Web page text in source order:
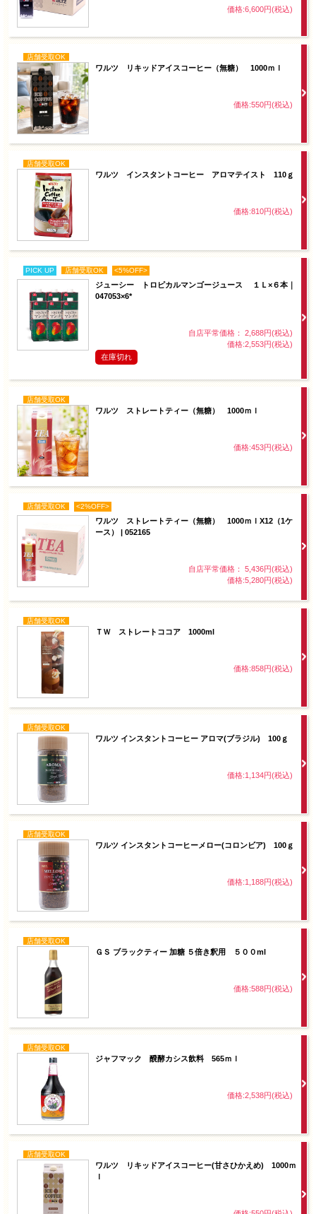
価格:6,600円(税込)
店舗受取OK
ワルツ リキッドアイスコーヒー（無糖） 1000ｍｌ
価格:550円(税込)
店舗受取OK
ワルツ インスタントコーヒー アロマテイスト 110ｇ
価格:810円(税込)
PICK UP 店舗受取OK <5%OFF>
ジューシー トロピカルマンゴージュース １Ｌ×６本｜
047053×6*
自店平常価格： 2,688円(税込)
価格:2,553円(税込)
在庫切れ
店舗受取OK
ワルツ ストレートティー（無糖） 1000ｍｌ
価格:453円(税込)
店舗受取OK <2%OFF>
ワルツ ストレートティー（無糖） 1000ｍｌX12（1ケ
ース） | 052165
自店平常価格： 5,436円(税込)
価格:5,280円(税込)
店舗受取OK
ＴＷ ストレートココア 1000ml
価格:858円(税込)
店舗受取OK
ワルツ インスタントコーヒー アロマ(ブラジル) 100ｇ
価格:1,134円(税込)
店舗受取OK
ワルツ インスタントコーヒーメロー(コロンビア) 100ｇ
価格:1,188円(税込)
店舗受取OK
ＧＳ ブラックティー 加糖 ５倍き釈用 ５００ml
価格:588円(税込)
店舗受取OK
ジャフマック 醗酵カシス飲料 565ｍｌ
価格:2,538円(税込)
店舗受取OK
ワルツ リキッドアイスコーヒー(甘さひかえめ) 1000ｍ
ｌ